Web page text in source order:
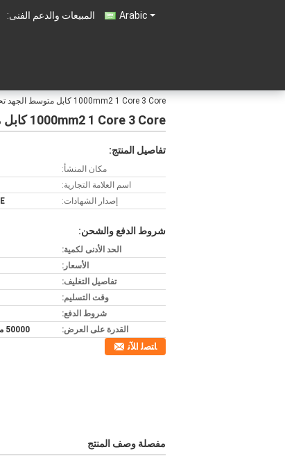
Arabic المبيعات والدعم الفنى:
1000mm2 1 Core 3 Core كابل متوسط ​​الجهد تحت الأرض
1000mm2 1 Core 3 Core كابل متوسط ​​الجهد تحت الأرض
تفاصيل المنتج:
مكان المنشأ:
اسم العلامة التجارية:
إصدار الشهادات:
شروط الدفع والشحن:
الحد الأدنى لكمية:
الأسعار:
تفاصيل التغليف:
وقت التسليم:
شروط الدفع:
القدرة على العرض:
50000 متر في الأسبوع
ﺎﺘﺼﻟ ﺍﻶﻧ
مفصلة وصف المنتج